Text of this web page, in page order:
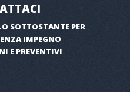
SOTTOSTANTE PER
IMPEGNO
E PREVENTIVI